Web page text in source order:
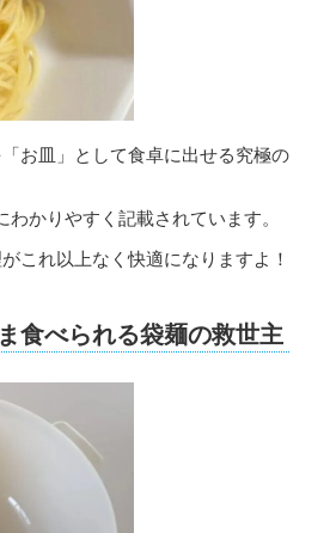
お皿」として食卓に出せる究極の
かりやすく記載されています。
これ以上なく快適になりますよ！
食べられる袋麺の救世主